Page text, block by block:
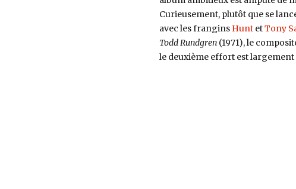
Curieusement, plutôt que se
avec les frangins HuntetTony
Todd Rundgren (1971), le
le deuxième effort est